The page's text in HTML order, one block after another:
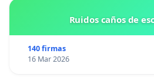
Ruidos caños de
140 firmas
16 Mar 2026